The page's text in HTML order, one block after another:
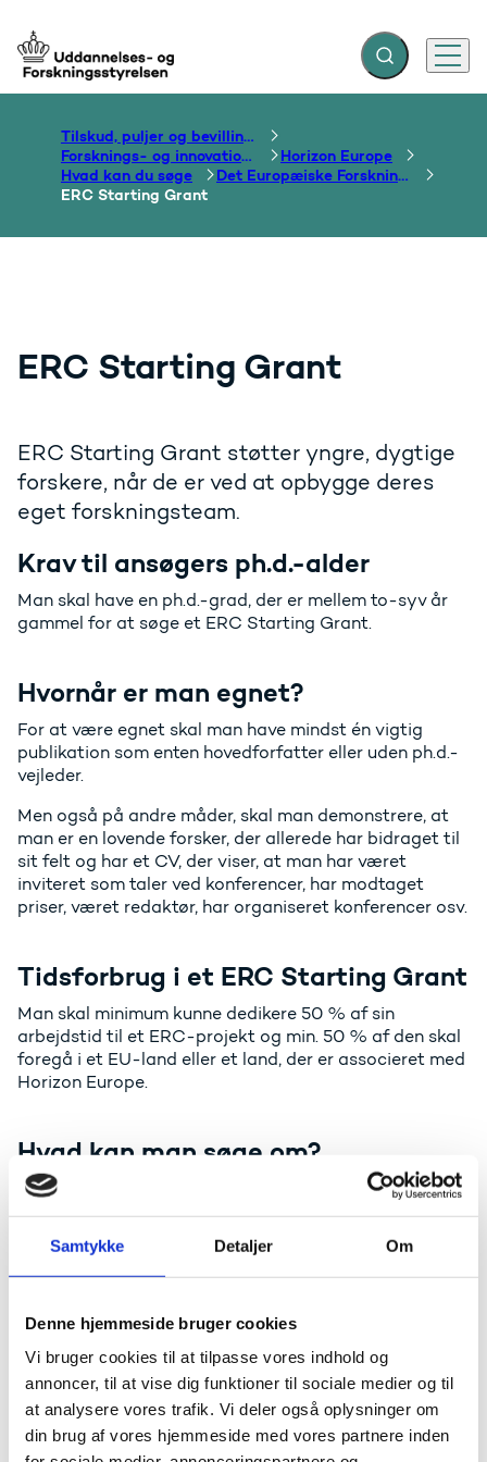
Samtykke Detaljer Om
Denne hjemmeside bruger cookies
Vi bruger cookies til at tilpasse vores indhold og
annoncer, til at vise dig funktioner til sociale medier og til
at analysere vores trafik. Vi deler også oplysninger om
din brug af vores hjemmeside med vores partnere inden
Gå til forsiden Fold søgefelt ud
Menu
Tilskud, puljer og bevillinger
Forsknings- og innovationsområdet
Horizon Europe
Hvad kan du søge
Det Europæiske Forskningsråd
ERC Starting Grant
ERC Starting Grant
ERC Starting Grant støtter yngre, dygtige
forskere, når de er ved at opbygge deres
eget forskningsteam.
Krav til ansøgers ph.d.-alder
Man skal have en ph.d.-grad, der er mellem to-syv år
gammel for at søge et ERC Starting Grant.
Hvornår er man egnet?
For at være egnet skal man have mindst én vigtig
publikation som enten hovedforfatter eller uden ph.d.-
vejleder.
Men også på andre måder, skal man demonstrere, at
man er en lovende forsker, der allerede har bidraget til
sit felt og har et CV, der viser, at man har været
inviteret som taler ved konferencer, har modtaget
priser, været redaktør, har organiseret konferencer osv.
Tidsforbrug i et ERC Starting Grant
Man skal minimum kunne dedikere 50 % af sin
arbejdstid til et ERC-projekt og min. 50 % af den skal
foregå i et EU-land eller et land, der er associeret med
Horizon Europe.
Hvad kan man søge om?
Man kan søge om op til 1,5 mio. euro i op til fem år.
brug for at:
købe sig adgang til forskningsinfrastruktur eller
flytte særligt udstyr til Europa i forbindelse med sit
ERC-projekt.
Danske ERC Starting Grants